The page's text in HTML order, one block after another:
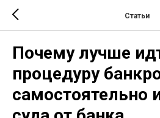
Статьи
Почему лучше
процедуру
самостоятельно